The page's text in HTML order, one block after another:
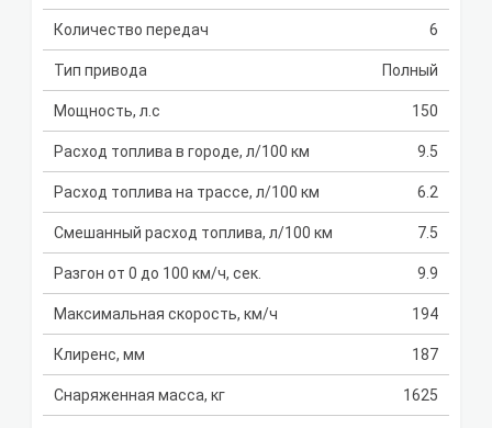
Количество передач 6
Тип привода Полный
Мощность, л.с 150
Расход топлива в городе, л/100 км 9.5
Расход топлива на трассе, л/100 км 6.2
Смешанный расход топлива, л/100 км 7.5
Разгон от 0 до 100 км/ч, сек. 9.9
Максимальная скорость, км/ч 194
Клиренс, мм 187
Снаряженная масса, кг 1625